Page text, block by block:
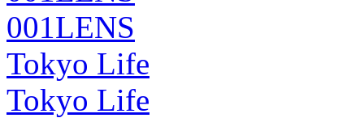
001LENS
Tokyo Life
Tokyo Life